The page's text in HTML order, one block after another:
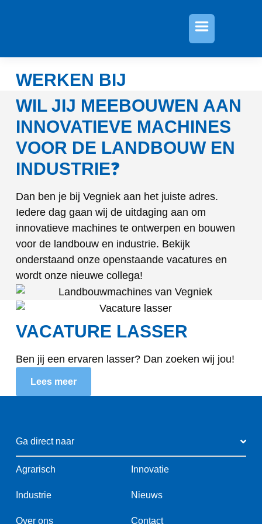
WERKEN BIJ
WIL JIJ MEEBOUWEN AAN
INNOVATIEVE MACHINES
VOOR DE LANDBOUW EN
INDUSTRIE?
Dan ben je bij Vegniek aan het juiste adres.
Iedere dag gaan wij de uitdaging aan om
innovatieve machines te ontwerpen en bouwen
voor de landbouw en industrie. Bekijk
onderstaand onze openstaande vacatures en
wordt onze nieuwe collega!
VACATURE LASSER
Ben jij een ervaren lasser? Dan zoeken wij jou!
Lees meer
Ga direct naar
Agrarisch
Industrie
Over ons
Innovatie
Nieuws
Contact